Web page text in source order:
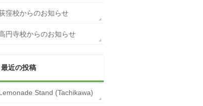
窪校からのお知らせ
円寺校からのお知らせ
最近の投稿
Stand (Tachikawa)